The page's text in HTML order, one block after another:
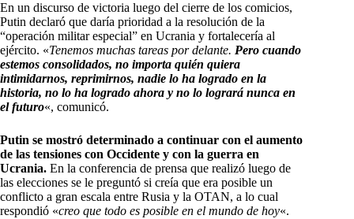
En un discurso de victoria luego del cierre de los comicios,
Putin declaró que daría prioridad a la resolución de la
“operación militar especial” en Ucrania y fortalecería al
ejército. «Tenemos muchas tareas por delante. Pero cuando
estemos consolidados, no importa quién quiera
intimidarnos, reprimirnos, nadie lo ha logrado en la
historia, no lo ha logrado ahora y no lo logrará nunca en
el futuro«, comunicó.
Putin se mostró determinado a continuar con el aumento
de las tensiones con Occidente y con la guerra en
Ucrania. En la conferencia de prensa que realizó luego de
las elecciones se le preguntó si creía que era posible un
conflicto a gran escala entre Rusia y la OTAN, a lo cual
respondió «creo que todo es posible en el mundo de hoy«.